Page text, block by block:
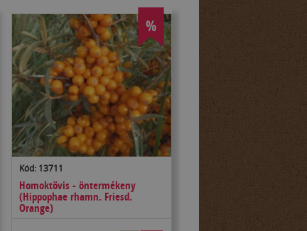
%
Kód: 13711
Homoktövis - öntermékeny
(Hippophae rhamn. Friesd.
Orange)